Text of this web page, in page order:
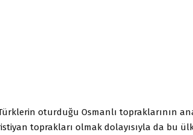
oturduğu Osmanlı topraklarının
toprakları olmak dolayısıyla da bu